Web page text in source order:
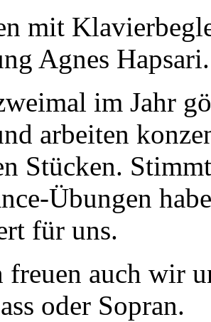
mit
Agnes Hapsari.
im Jahr
arbeiten
Stücken.
Übungen
für uns.
auch wir
oder Sopran.